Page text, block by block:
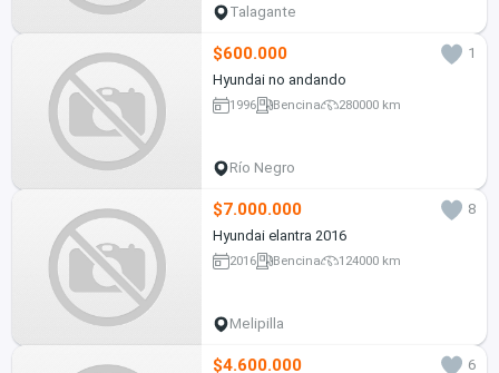
Talagante
$600.000
1
Hyundai no andando
1996 Bencina 280000 km
Río Negro
$7.000.000
8
Hyundai elantra 2016
2016 Bencina 124000 km
Melipilla
$4.600.000
6